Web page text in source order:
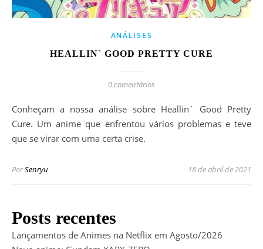
ANÁLISES
HEALLIN` GOOD PRETTY CURE
0 comentários
Conheçam a nossa análise sobre Heallin` Good Pretty
Cure. Um anime que enfrentou vários problemas e teve
que se virar com uma certa crise.
PorSenryu 18 de abril de 2021
Posts recentes
Lançamentos de Animes na Netflix em Agosto/2026